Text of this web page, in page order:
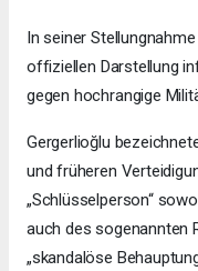
In seiner
offiziellen Darstellung
gegen hochrangige
Gergerlioğlu
und früheren
„Schlüsselperson“
auch des sogenannten
„skandalöse